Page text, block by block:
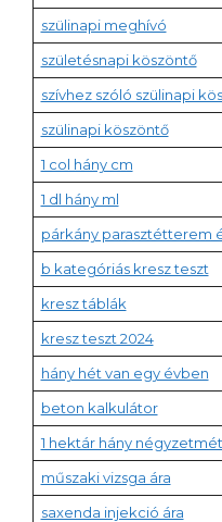
szülinapi meghívó
születésnapi köszöntő
szívhez szóló szülinapi
szülinapi köszöntő
1 col hány cm
1 dl hány ml
párkány parasztétterem
b kategóriás kresz teszt
kresz táblák
kresz teszt 2024
hány hét van egy évben
beton kalkulátor
1 hektár hány
műszaki vizsga ára
saxenda injekció ára